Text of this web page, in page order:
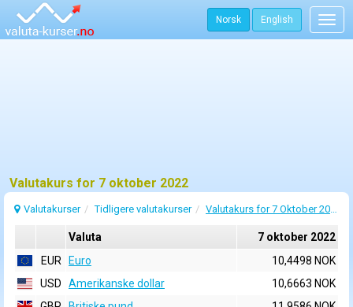
Norsk English
Valutakurs for 7 oktober 2022
Valutakurser Tidligere valutakurser Valutakurs for 7 Oktober 2022
Valuta
7 oktober 2022
EUR
Euro
10,4498 NOK
USD
Amerikanske dollar
10,6663 NOK